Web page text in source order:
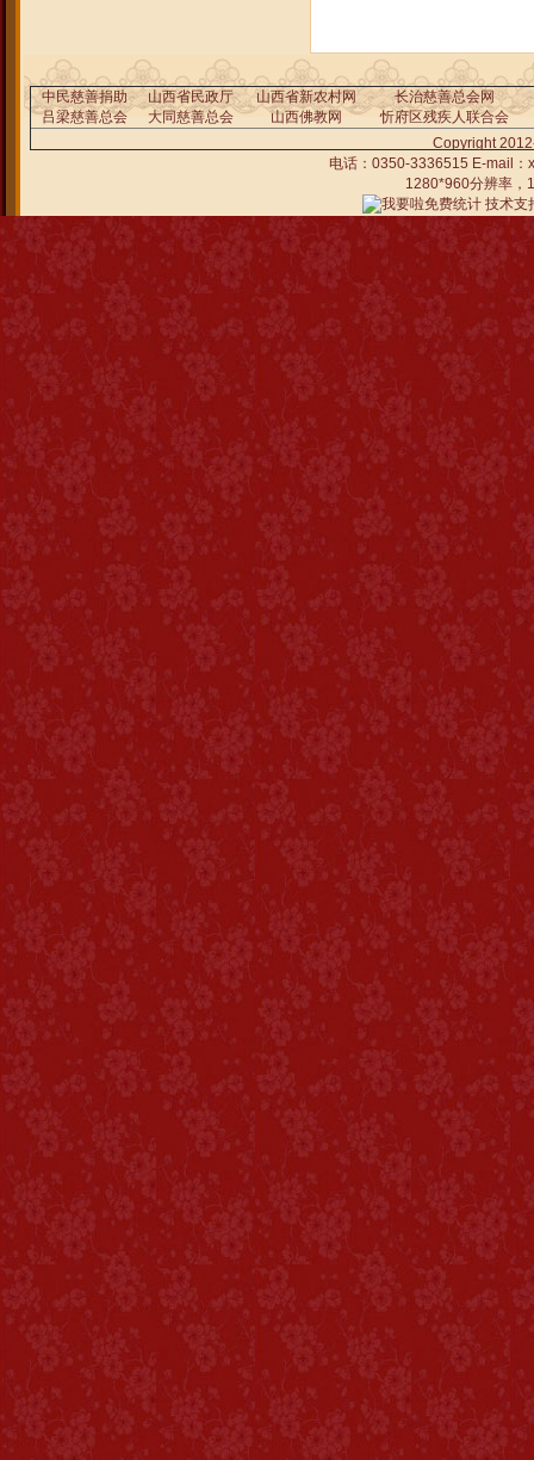
中民慈善捐助 山西省民政厅 山西省新农村网
长治慈善总会网
吕梁慈善总会
大同慈善总会 山西佛教网 忻府区残疾人联合会
Copyright
电话：0350-3336515 E-mail：
1280*960分辨率，
技术支